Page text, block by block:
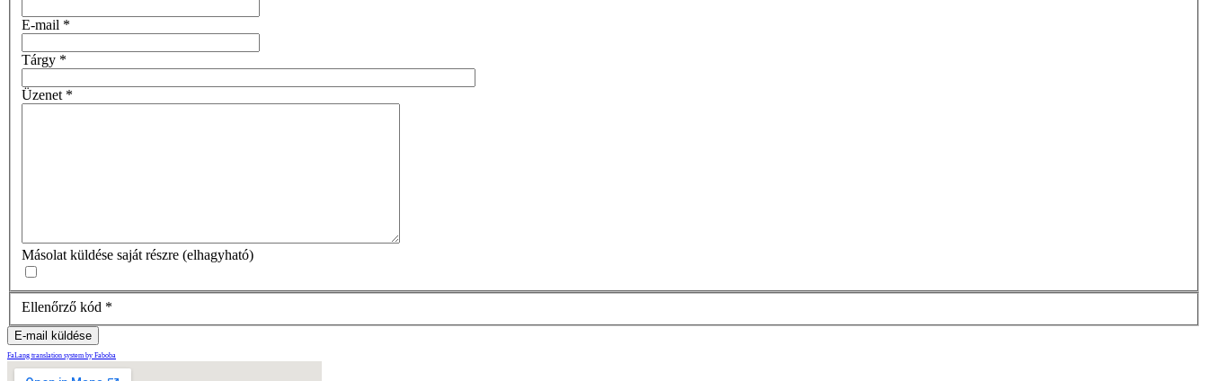
E-mail *
Tárgy *
Üzenet*
Másolat küldése saját részre (elhagyható)
Ellenőrző kód *
E-mail küldése
FaLang translation system by Faboba